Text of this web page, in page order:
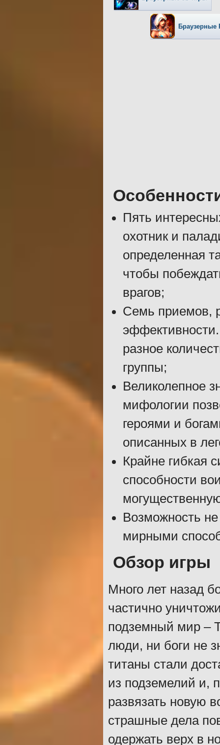
Браузерные
Пять
охотник и
определенная
чтобы
врагов;
Семь приемов,
разное
группы;
Великолепное
мифологии
героями и
описанных в
Крайне гибкая
способности
Возможность не
мирными
Обзор игры
Много лет назад
частично
подземный мир –
люди, ни боги не
титаны стали
из подземелий и,
развязать новую
страшные дела
одержать верх в